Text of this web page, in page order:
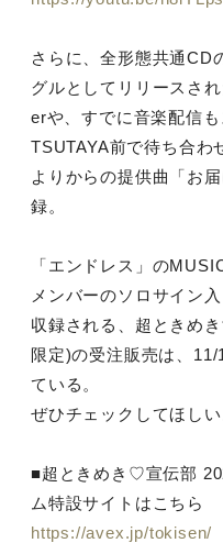
さらに、全形態共通CD
グルとしてリリースさ
erや、すでに音楽配信
TSUTAYA前で待ち合わ
よりからの提供曲「お
録。
「エンドレス」の
メンバーのソロサイン
収録される、超ときめ
限定)の受注販売は、
ている。
ぜひチェックしてほしい
■超ときめき♡宣伝部
ム特設サイトはこちら
https://avex.jp/tokisen/